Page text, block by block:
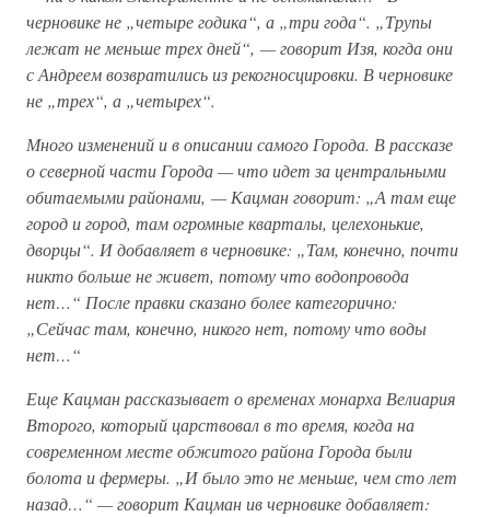
черновике не „четыре годика“, а „три года“. „Трупы
лежат не меньше трех дней“, — говорит Изя, когда они
с Андреем возвратились из рекогносцировки. В черновике
не „трех“, а „четырех“.
Много изменений и в описании самого Города. В рассказе
о северной части Города — что идет за центральными
обитаемыми районами, — Кацман говорит: „А там еще
город и город, там огромные кварталы, целехонькие,
дворцы“. И добавляет в черновике: „Там, конечно, почти
никто больше не живет, потому что водопровода
нет…“ После правки сказано более категорично:
„Сейчас там, конечно, никого нет, потому что воды
нет…“
Еще Кацман рассказывает о временах монарха Велиария
Второго, который царствовал в то время, когда на
современном месте обжитого района Города были
болота и фермеры. „И было это не меньше, чем сто лет
назад…“ — говорит Кацман ив черновике добавляет: